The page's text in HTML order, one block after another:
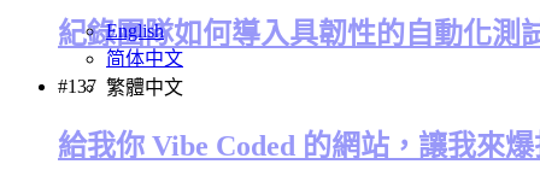
English
简体中文
繁體中文
紀錄團隊如何導入具韌性的自動化測
#137
給我你 Vibe Coded 的網站，讓我來